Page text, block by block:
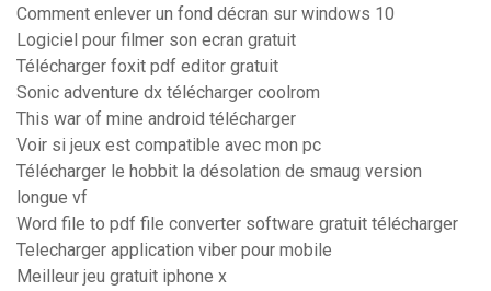
Comment enlever un fond décran sur windows 10
Logiciel pour filmer son ecran gratuit
Télécharger foxit pdf editor gratuit
Sonic adventure dx télécharger coolrom
This war of mine android télécharger
Voir si jeux est compatible avec mon pc
Télécharger le hobbit la désolation de smaug version
longue vf
Word file to pdf file converter software gratuit télécharger
Telecharger application viber pour mobile
Meilleur jeu gratuit iphone x